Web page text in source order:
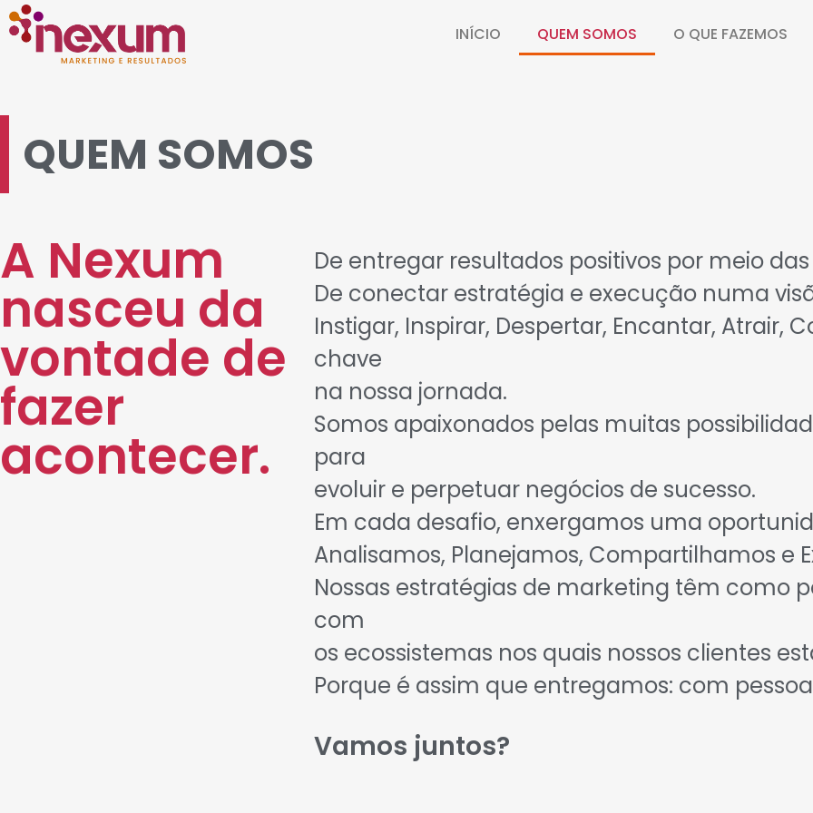
INÍCIO QUEM SOMOS O QUE FAZEMOS
QUEM SOMOS
A Nexum
nasceu da
vontade de
fazer
acontecer.
De entregar resultados positivos por meio
De conectar estratégia e execução numa
Instigar, Inspirar, Despertar, Encantar, Atrair,
chave
na nossa jornada.
Somos apaixonados pelas muitas
para
evoluir e perpetuar negócios de sucesso.
Em cada desafio, enxergamos uma
Analisamos, Planejamos, Compartilhamos e
Nossas estratégias de marketing têm como
com
os ecossistemas nos quais nossos clientes
Porque é assim que entregamos: com
Vamos juntos?